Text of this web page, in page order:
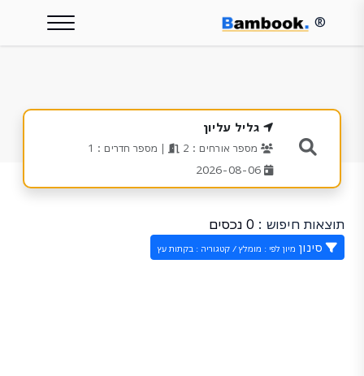
®
גליל עליון
מספר אורחים : 2 | מספר חדרים : 1
תוצאות חיפוש : 0 נכסים
סינון מיון לפי : מומלץ / קטגוריה : בקתות עץ